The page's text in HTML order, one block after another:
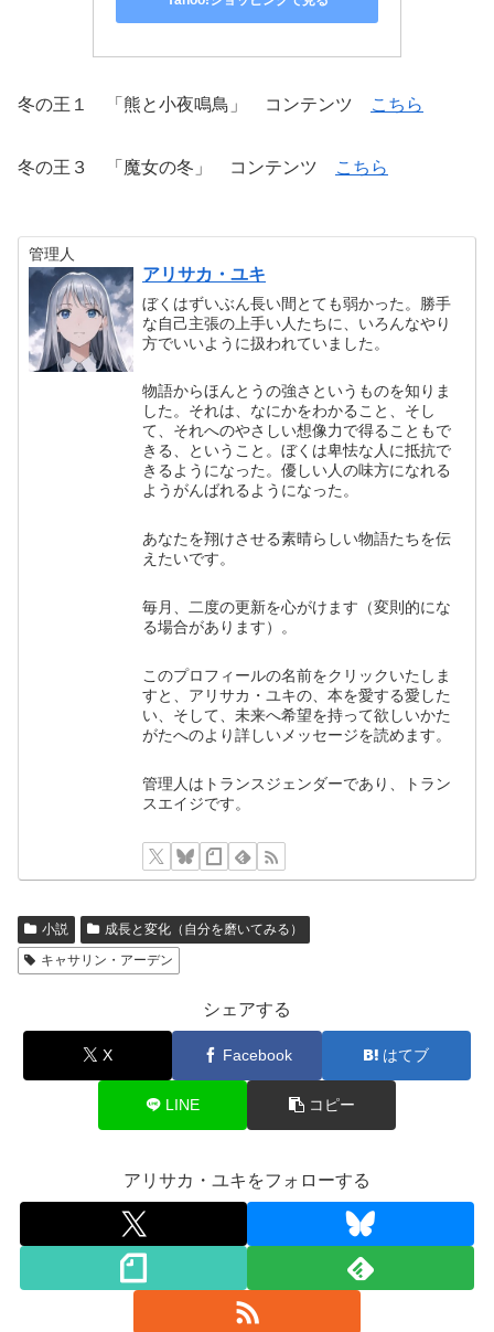
冬の王１ 「熊と小夜鳴鳥」 コンテンツ こちら
冬の王３ 「魔女の冬」 コンテンツ こちら
管理人
アリサカ・ユキ
ぼくはずいぶん長い間とても弱かった。勝手
な自己主張の上手い人たちに、いろんなやり
方でいいように扱われていました。
物語からほんとうの強さというものを知りま
した。それは、なにかをわかること、そし
て、それへのやさしい想像力で得ることもで
きる、ということ。ぼくは卑怯な人に抵抗で
きるようになった。優しい人の味方になれる
ようがんばれるようになった。
あなたを翔けさせる素晴らしい物語たちを伝
えたいです。
毎月、二度の更新を心がけます（変則的にな
る場合があります）。
このプロフィールの名前をクリックいたしま
すと、アリサカ・ユキの、本を愛する愛した
い、そして、未来へ希望を持って欲しいかた
がたへのより詳しいメッセージを読めます。
管理人はトランスジェンダーであり、トラン
スエイジです。
小説
成長と変化（自分を磨いてみる）
キャサリン・アーデン
シェアする
X Facebook はてブ
LINE コピー
アリサカ・ユキをフォローする